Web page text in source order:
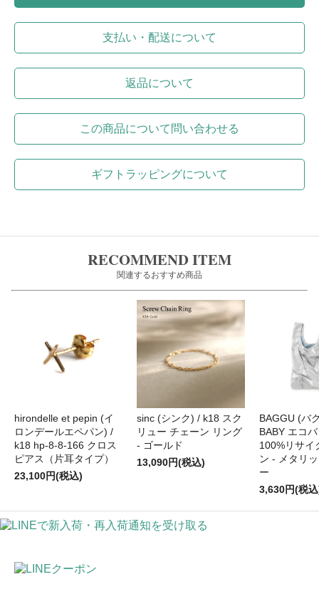
支払い・配送について
返品について
この商品について問い合わせる
ギフトラッピングについて
RECOMMEND ITEM
関連するおすすめ商品
hirondelle et pepin (イ
ロンデールエペパン) /
k18 hp-8-8-166 クロス
ピアス（片耳タイプ）
23,100円(税込)
sinc (シンク) / k18 スク
リュー チェーン リング
- ゴールド
13,090円(税込)
BAGGU (バ
BABY エコ
100%リサイ
ン - メタリ
ー
3,630円(税